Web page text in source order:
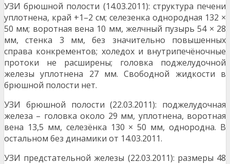
УЗИ брюшной полости (14.03.2011): структура печени
уплотнена, край +1–2 см; селезенка однородная 132 ×
50 мм; воротная вена 10 мм, желчный пузырь 54 × 28
мм, стенка 3 мм, без значительно повышенных
справа конкрементов; холедох и внутрипечёночные
протоки не расширены; головка поджелудочной
железы уплотнена 27 мм. Свободной жидкости в
брюшной полости нет.
УЗИ брюшной полости (22.03.2011): поджелудочная
железа – головка около 29 мм, уплотнена, воротная
вена 13,5 мм, селезёнка 130 × 50 мм, однородна. В
остальном без динамики от 14.03.2011.
УЗИ предстательной железы (22.03.2011): размеры 48